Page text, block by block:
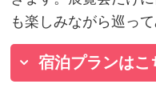
も楽しみながら巡って
宿泊プランはこ